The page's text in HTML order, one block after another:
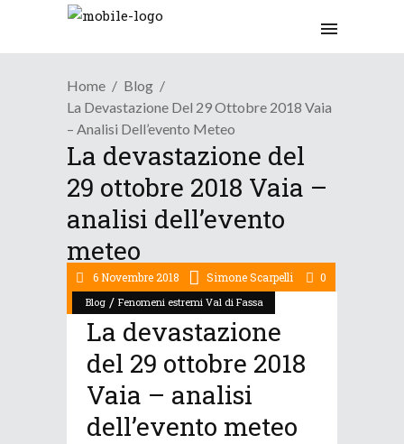
Home
Blog
La Devastazione Del 29 Ottobre 2018 Vaia
– Analisi Dell’evento Meteo
La devastazione del
29 ottobre 2018 Vaia –
analisi dell’evento
meteo
Blog / Fenomeni estremi Val di Fassa
6 Novembre 2018 Simone Scarpelli 0
La devastazione
del 29 ottobre 2018
Vaia – analisi
dell’evento meteo